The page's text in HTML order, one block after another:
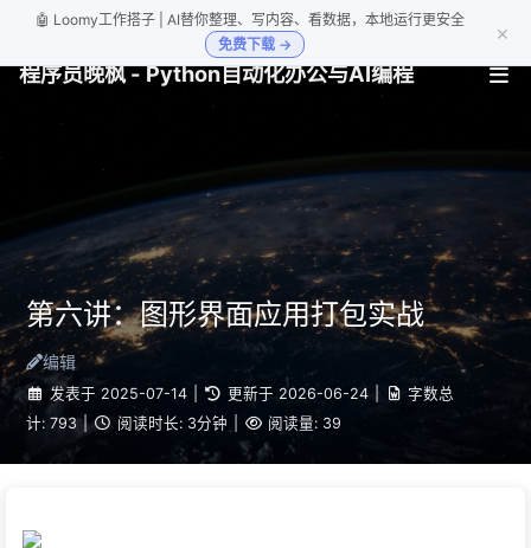
🤖 Loomy工作搭子 | AI替你整理、写内容、看数据，本地运行更安全
免费下载 →
×
程序员晚枫 - Python自动化办公与AI编程
第六讲：图形界面应用打包实战
编辑
发表于 2025-07-14 更新于 2026-06-24
字数总
计: 793 | 阅读时长: 3分钟 阅读量: 39